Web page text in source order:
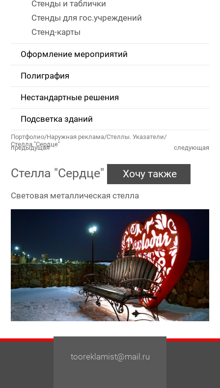
Стенды и таблички
Стенды для гос.учреждений
Стенд-карты
Оформление мероприятий
Полиграфия
Нестандартные решения
Подсветка зданий
Портфолио/Наружная реклама/Стеллы. Указатели/
Стелла "Сердце"
Стелла "Сердце" Хочу также
Световая металлическая стелла
предыдущая следующая
tooreklamist@mail.ru